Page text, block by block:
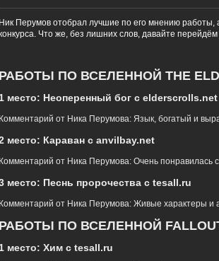
Ник Перумов отобрал лучшие по его мнению работы,
Что же, без лишних слов, давайте
РАБОТЫ ПО ВСЕЛЕННОЙ THE
1 место: Неоперенный бог c elderscrolls.net
Комментарий от Ника Перумова: Язык, богатый и
место: Караван с anvilbay.net
Комментарий от Ника Перумова: Очень понравилась
место: Песнь пророчества с tesall.ru
Комментарий от Ника Перумова: Живые характеры и
РАБОТЫ ПО ВСЕЛЕННОЙ
1 место: Хим с tesall.ru